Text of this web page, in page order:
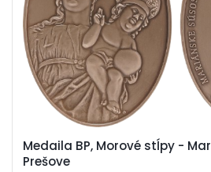
Medaila BP, Morové stĺpy -
Prešove